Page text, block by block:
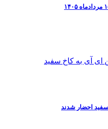
سفید احضار شدند